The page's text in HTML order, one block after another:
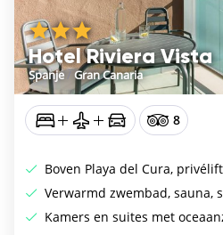
Hotel Riviera Vista
Spanje/ Gran Canaria
8
Boven Playa del Cura,
Verwarmd zwembad, sauna,
Kamers en suites met